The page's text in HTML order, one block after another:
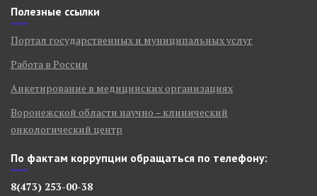
Полезные ссылки
Портал государственных и муниципальных услуг
Работа в России
Анкетирование в медицинских организациях
Воронежской области научно – клинический
онкологический центр
По фактам коррупции обращаться по телефону:
8(473) 253-00-38